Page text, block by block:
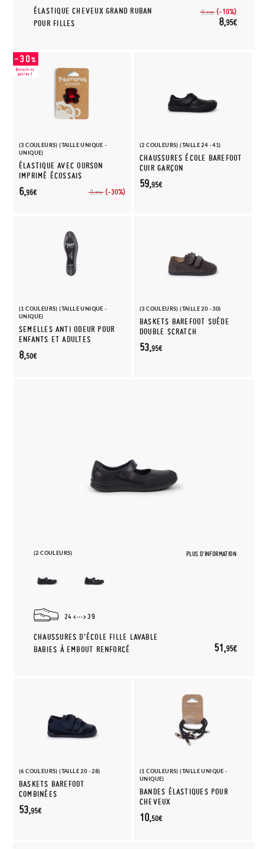
ÉLASTIQUE CHEVEUX GRAND RUBAN
POUR FILLES
9,95€ (-10%)
8,95€
(3 COULEURS) (TAILLE UNIQUE -
UNIQUE)
ÉLASTIQUE AVEC OURSON
IMPRIMÉ ÉCOSSAIS
9,95€ (-30%)
6,96€
(2 COULEURS) (TAILLE 24 - 41)
CHAUSSURES ÉCOLE BAREFOOT
CUIR GARÇON
59,95€
(1 COULEURS) (TAILLE UNIQUE -
UNIQUE)
SEMELLES ANTI ODEUR POUR
ENFANTS ET ADULTES
8,50€
(3 COULEURS) (TAILLE 20 - 30)
BASKETS BAREFOOT SUÈDE
DOUBLE SCRATCH
53,95€
(2 COULEURS) PLUS D'INFORMATION
24 39
CHAUSSURES D'ÉCOLE FILLE LAVABLE
BABIES À EMBOUT RENFORCÉ
51,95€
(6 COULEURS) (TAILLE 20 - 28)
BASKETS BAREFOOT
COMBINÉES
53,95€
(1 COULEURS) (TAILLE UNIQUE -
UNIQUE)
BANDES ÉLASTIQUES POUR
CHEVEUX
10,50€